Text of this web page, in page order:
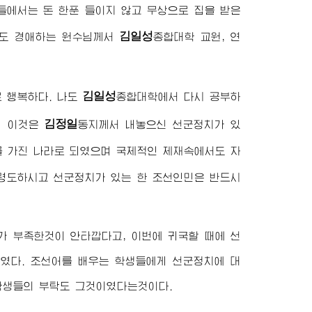
에서는 돈 한푼 들이지 않고 무상으로 집을 받은
경애하는 원수님 께서 김일성종합대학 교원, 연
행복하다. 나도 김일성종합대학에서 다시 공부하
이것은 김정일동지 께서 내놓으신 선군정치가 있
진 나라로 되였으며 국제적인 제재속에서도 자
도하시고 선군정치가 있는 한 조선인민은 반드시
부족한것이 안타깝다고, 이번에 귀국할 때에 선
다. 조선어를 배우는 학생들에게 선군정치에 대
들의 부탁도 그것이였다는것이다.